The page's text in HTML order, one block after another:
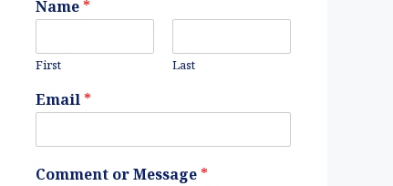
Name *
First Last
Email *
Comment or Message *